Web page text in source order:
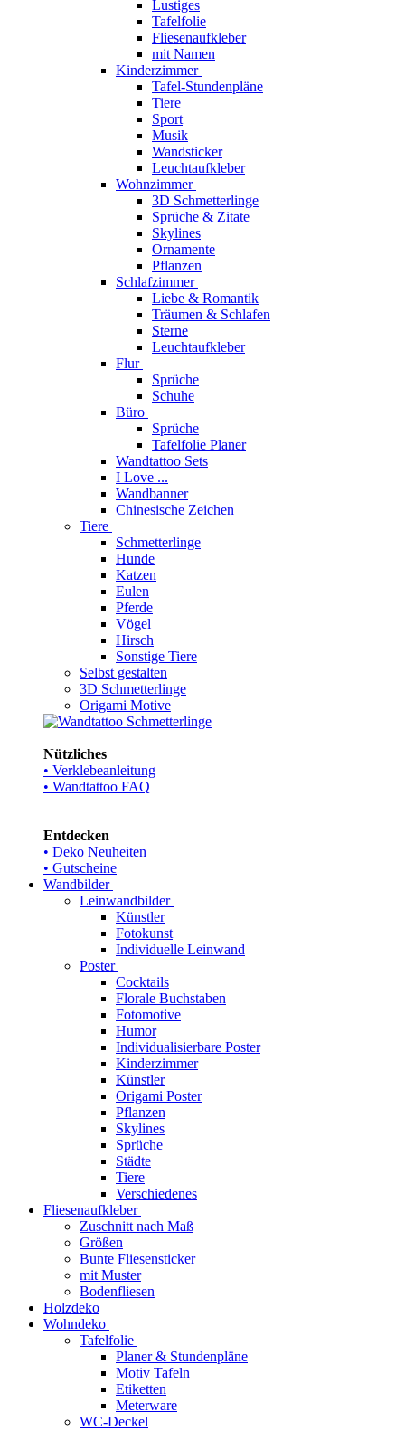
Lustiges
Tafelfolie
Fliesenaufkleber
mit Namen
Kinderzimmer
Tafel-Stundenpläne
Tiere
Sport
Musik
Wandsticker
Leuchtaufkleber
Wohnzimmer
3D Schmetterlinge
Sprüche & Zitate
Skylines
Ornamente
Pflanzen
Schlafzimmer
Liebe & Romantik
Träumen & Schlafen
Sterne
Leuchtaufkleber
Flur
Sprüche
Schuhe
Büro
Sprüche
Tafelfolie Planer
Wandtattoo Sets
I Love ...
Wandbanner
Chinesische Zeichen
Tiere
Schmetterlinge
Hunde
Katzen
Eulen
Pferde
Vögel
Hirsch
Sonstige Tiere
Selbst gestalten
3D Schmetterlinge
Origami Motive
Nützliches
• Verklebeanleitung
• Wandtattoo FAQ
Entdecken
• Deko Neuheiten
• Gutscheine
Wandbilder
Leinwandbilder
Künstler
Fotokunst
Individuelle Leinwand
Poster
Cocktails
Florale Buchstaben
Fotomotive
Humor
Individualisierbare Poster
Kinderzimmer
Künstler
Origami Poster
Pflanzen
Skylines
Sprüche
Städte
Tiere
Verschiedenes
Fliesenaufkleber
Zuschnitt nach Maß
Größen
Bunte Fliesensticker
mit Muster
Bodenfliesen
Holzdeko
Wohndeko
Tafelfolie
Planer & Stundenpläne
Motiv Tafeln
Etiketten
Meterware
WC-Deckel